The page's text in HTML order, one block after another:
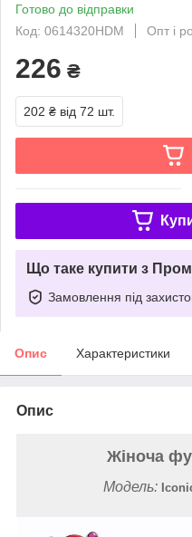
Готово до відправки
Код: 0614320HDM
Опт і
226 ₴
202 ₴ від 72 шт.
Що таке купити з
Замовлення під
Опис Характеристики
Опис
Жіноча
Модель: